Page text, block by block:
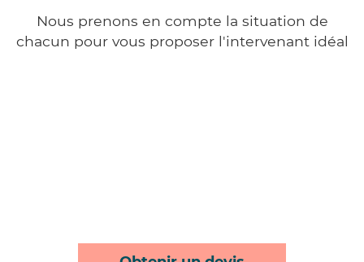
Nous prenons en compte la situation de
chacun pour vous proposer l'intervenant idéal